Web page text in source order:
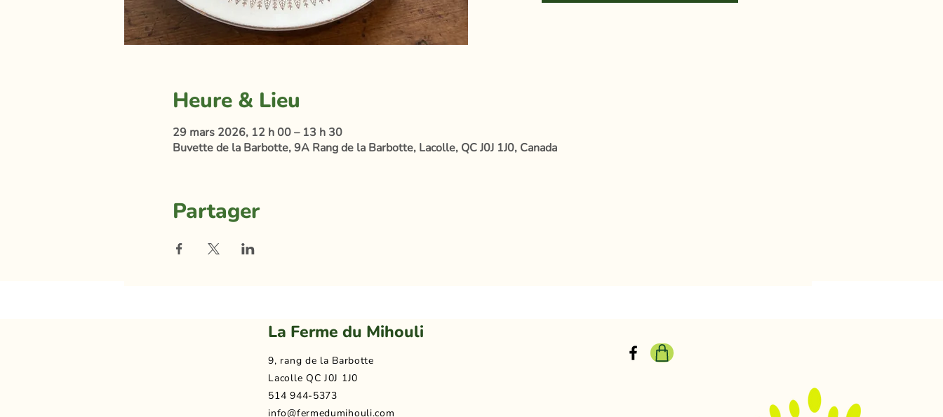
Heure & Lieu
29 mars 2026, 12 h 00 – 13 h 30
Buvette de la Barbotte, 9A Rang de la Barbotte, Lacolle, QC J0J 1J0, Canada
Partager
La Ferme du Mihouli
9, rang de la Barbotte
Lacolle QC J0J 1J0
514 944-5373
info@fermedumihouli.com